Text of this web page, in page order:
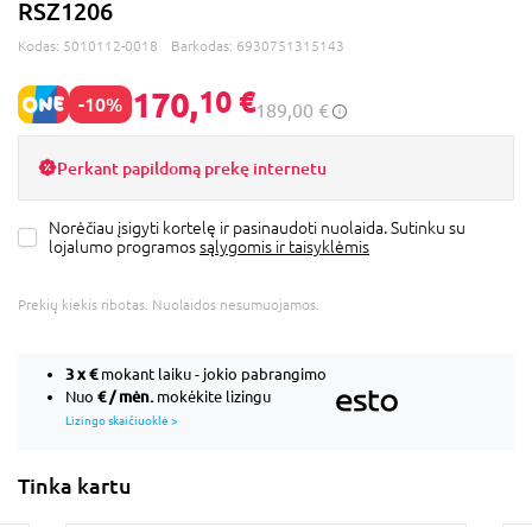
RSZ1206
Kodas: 5010112-0018 Barkodas: 6930751315143
-10% 170,10 €189,00 €
Perkant papildomą prekę internetu
Norėčiau įsigyti kortelę ir pasinaudoti nuolaida. Sutinku su
lojalumo programossąlygomis ir taisyklėmis
Prekių kiekis ribotas. Nuolaidos nesumuojamos.
3 x€mokant laiku - jokio pabrangimo
Nuo € / mėn. mokėkite lizingu
Lizingo skaičiuoklė >
Tinka kartu